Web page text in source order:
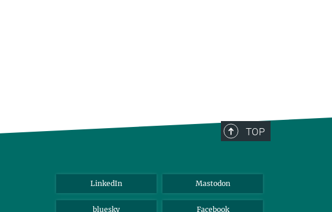
TOP
LinkedIn Mastodon
bluesky Facebook